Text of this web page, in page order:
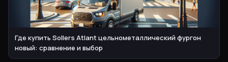
Где купить Sollers Atlant цельнометаллический фургон
новый: сравнение и выбор